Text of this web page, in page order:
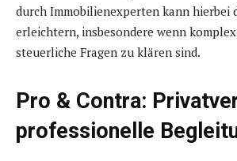
durch Immobilienexperten kann hierbei
erleichtern, insbesondere wenn
steuerliche Fragen zu klären sind.
Pro & Contra:
professionelle